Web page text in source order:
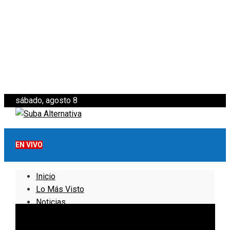
sábado, agosto 8
EN VIVO
Inicio
Lo Más Visto
Noticias